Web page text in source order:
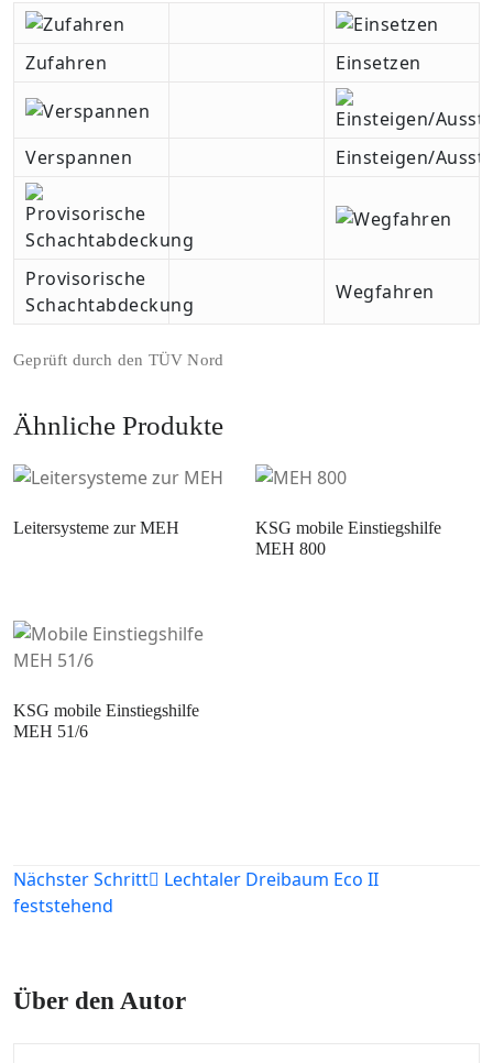
Zufahren Einsetzen
Verspannen Einsteigen/
Provisorische
Schachtabdeckung
Wegfahren
Geprüft durch den TÜV Nord
Ähnliche Produkte
Leitersysteme zur MEH
KSG mobile Einstiegshilfe
MEH 800
KSG mobile Einstiegshilfe
MEH 51/6
Beitragsnavigation
Nächster Schritt
Lechtaler Dreibaum Eco II
feststehend
Über den Autor